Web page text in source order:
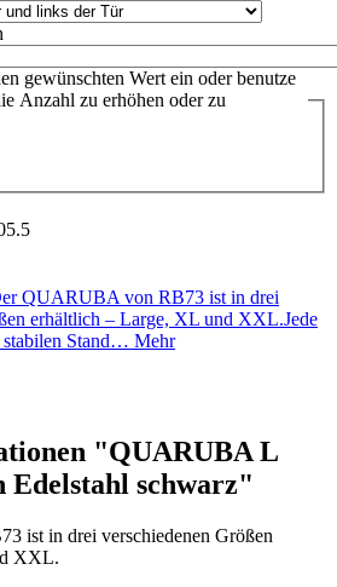
gewünschten Wert ein oder benutze
Anzahl zu erhöhen oder zu
QUARUBA von RB73 ist in drei
erhältlich – Large, XL und XXL.Jede
stabilen Stand… Mehr
"QUARUBA L
Edelstahl schwarz"
ist in drei verschiedenen Größen
XXL.